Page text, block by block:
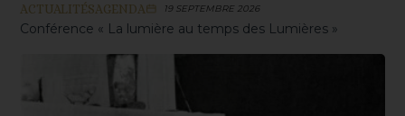
ACTUALITÉSAGENDA 19 SEPTEMBRE 2026
Conférence « La lumière au temps des Lumières »